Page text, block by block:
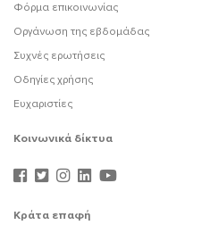
Φόρμα επικοινωνίας
Οργάνωση της εβδομάδας
Συχνές ερωτήσεις
Οδηγίες χρήσης
Ευχαριστίες
Κοινωνικά δίκτυα
Κράτα επαφή